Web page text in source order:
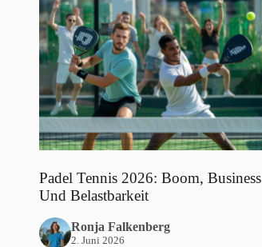
Padel Tennis 2026: Boom, Business
Und Belastbarkeit
Ronja Falkenberg
2. Juni 2026